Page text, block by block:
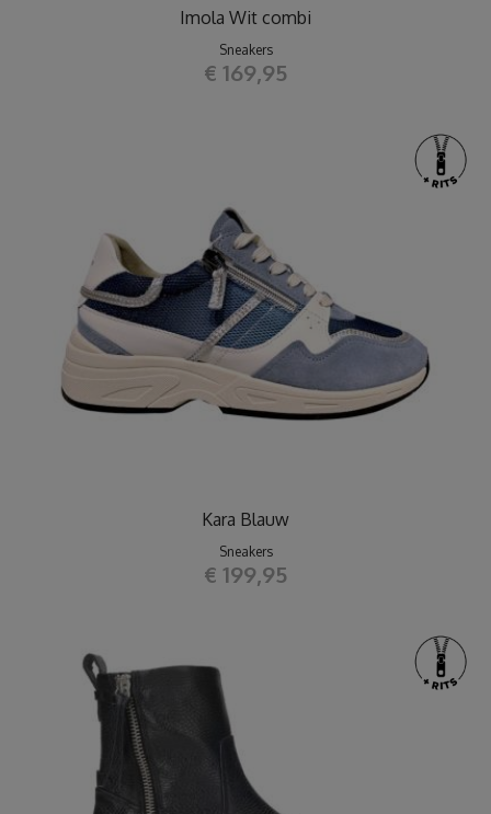
Imola Wit combi
Sneakers
€ 169,95
Kara Blauw
Sneakers
€ 199,95